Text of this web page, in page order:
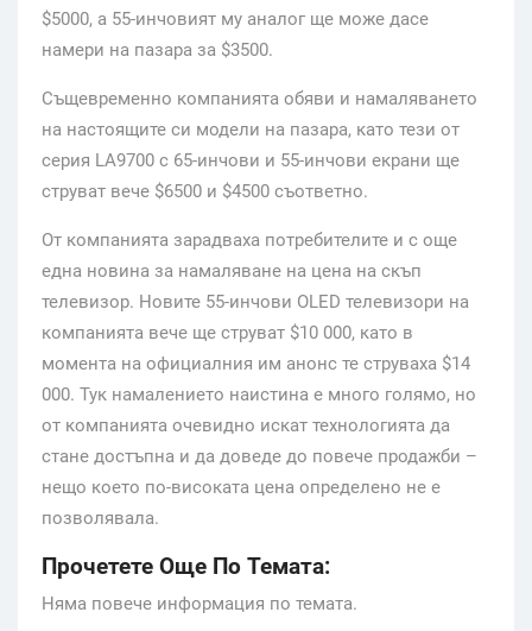
$5000, а 55-инчовият му аналог ще може дасе
намери на пазара за $3500.
Същевременно компанията обяви и намаляването
на настоящите си модели на пазара, като тези от
серия LA9700 с 65-инчови и 55-инчови екрани ще
струват вече $6500 и $4500 съответно.
От компанията зарадваха потребителите и с още
една новина за намаляване на цена на скъп
телевизор. Новите 55-инчови OLED телевизори на
компанията вече ще струват $10 000, като в
момента на официалния им анонс те струваха $14
000. Тук намалението наистина е много голямо, но
от компанията очевидно искат технологията да
стане достъпна и да доведе до повече продажби –
нещо което по-високата цена определено не е
позволявала.
Прочетете Още По Темата:
Няма повече информация по темата.